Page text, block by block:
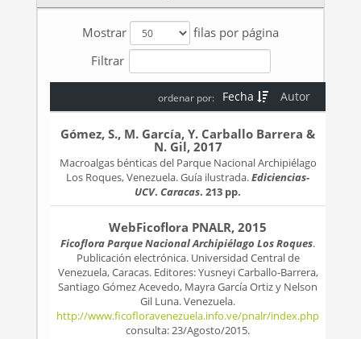
Mostrar
filas por página
Filtrar
Autor
Fecha
ordenar por:
Gómez, S., M. García, Y. Carballo Barrera &
N. Gil, 2017
Macroalgas bénticas del Parque Nacional Archipiélago
Los Roques, Venezuela. Guía ilustrada.Ediciencias-
UCV. Caracas. 213 pp.
WebFicoflora PNALR, 2015
Ficoflora Parque Nacional Archipiélago Los Roques.
Publicación electrónica. Universidad Central de
Venezuela, Caracas. Editores: Yusneyi Carballo-Barrera,
Santiago Gómez Acevedo, Mayra García Ortiz y Nelson
Gil Luna. Venezuela.
http://www.ficofloravenezuela.info.ve/pnalr/index.php
consulta: 23/Agosto/2015.